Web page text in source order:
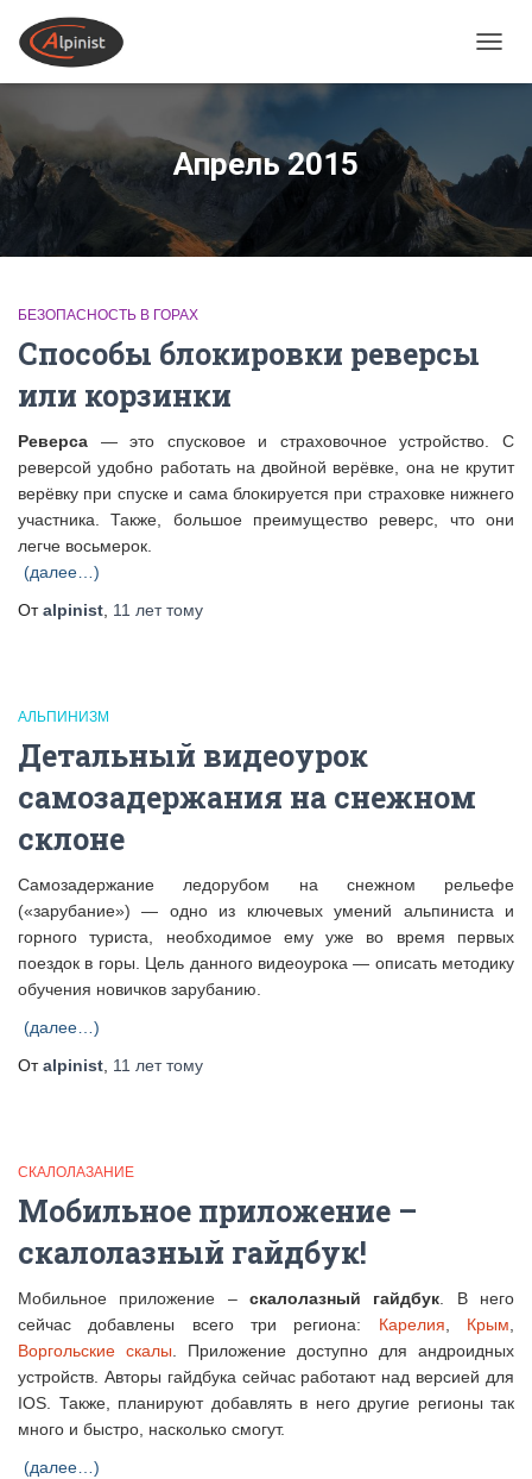
Апрель 2015
БЕЗОПАСНОСТЬ В ГОРАХ
Способы блокировки реверсы
или корзинки
Реверса — это спусковое и страховочное устройство. С
реверсой удобно работать на двойной верёвке, она не крутит
верёвку при спуске и сама блокируется при страховке нижнего
участника. Также, большое преимущество реверс, что они
легче восьмерок.
(далее…)
Отalpinist 11 леттому
АЛЬПИНИЗМ
Детальный видеоурок
самозадержания на снежном
склоне
Самозадержание ледорубом на снежном рельефе
(«зарубание») — одно из ключевых умений альпиниста и
горного туриста, необходимое ему уже во время первых
поездок в горы. Цель данного видеоурока — описать методику
обучения новичков зарубанию.
(далее…)
Отalpinist 11 леттому
СКАЛОЛАЗАНИЕ
Мобильное приложение –
скалолазный гайдбук!
Мобильное приложение – скалолазный гайдбук . В него
сейчас добавлены всего три региона: Карелия Крым
Воргольские скалы . Приложение доступно для андроидных
устройств. Авторы гайдбука сейчас работают над версией для
IOS. Также, планируют добавлять в него другие регионы так
много и быстро, насколько смогут.
(далее…)